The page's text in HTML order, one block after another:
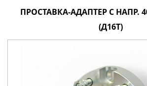
ПРОСТАВКА-АДАПТЕР С НАПР.
(Д16Т)